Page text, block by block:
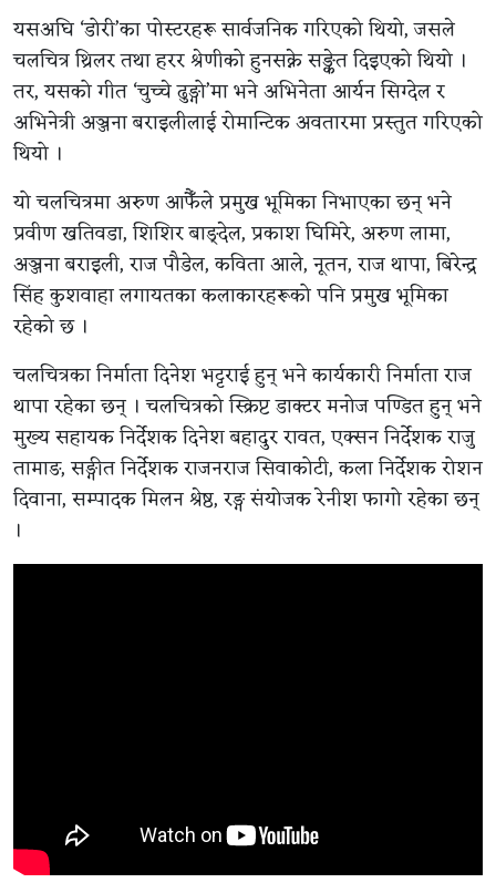
यसअघि ‘डोरी’का पोस्टरहरू सार्वजनिक गरिएको थियो, जसले
चलचित्र थ्रिलर तथा हरर श्रेणीको हुनसक्ने सङ्केत दिइएको थियो ।
तर, यसको गीत ‘चुच्चे ढुङ्गो’मा भने अभिनेता आर्यन सिग्देल र
अभिनेत्री अञ्जना बराइलीलाई रोमान्टिक अवतारमा प्रस्तुत गरिएको
थियो ।
यो चलचित्रमा अरुण आफैँले प्रमुख भूमिका निभाएका छन् भने
प्रवीण खतिवडा, शिशिर बाङ्देल, प्रकाश घिमिरे, अरुण लामा,
अञ्जना बराइली, राज पौडेल, कविता आले, नूतन, राज थापा, बिरेन्द्र
सिंह कुशवाहा लगायतका कलाकारहरूको पनि प्रमुख भूमिका
रहेको छ ।
चलचित्रका निर्माता दिनेश भट्टराई हुन् भने कार्यकारी निर्माता राज
थापा रहेका छन् । चलचित्रको स्क्रिप्ट डाक्टर मनोज पण्डित हुन् भने
मुख्य सहायक निर्देशक दिनेश बहादुर रावत, एक्सन निर्देशक राजु
तामाङ, सङ्गीत निर्देशक राजनराज सिवाकोटी, कला निर्देशक रोशन
दिवाना, सम्पादक मिलन श्रेष्ठ, रङ्ग संयोजक रेनीश फागो रहेका छन्
।